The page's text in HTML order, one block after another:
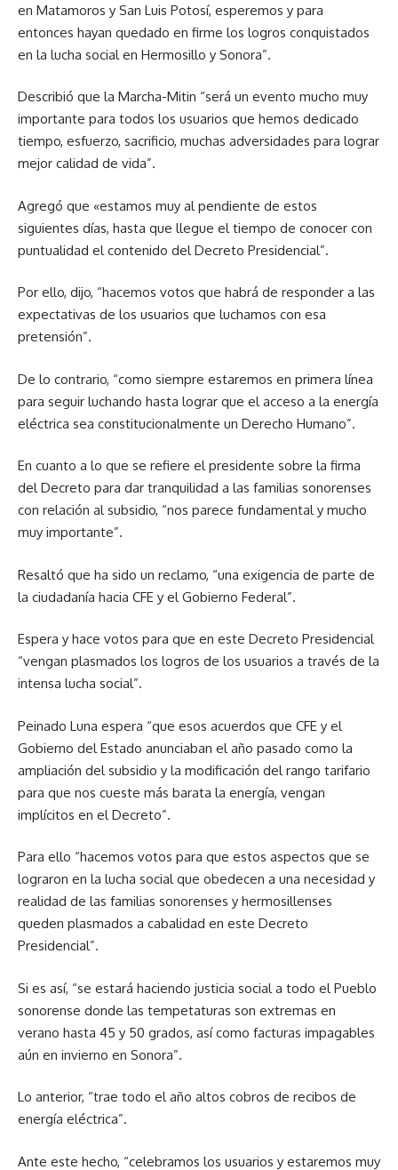
en Matamoros y San Luis Potosí, esperemos y para
entonces hayan quedado en firme los logros conquistados
en la lucha social en Hermosillo y Sonora”.
Describió que la Marcha-Mitin “será un evento mucho muy
importante para todos los usuarios que hemos dedicado
tiempo, esfuerzo, sacrificio, muchas adversidades para lograr
mejor calidad de vida”.
Agregó que «estamos muy al pendiente de estos
siguientes días, hasta que llegue el tiempo de conocer con
puntualidad el contenido del Decreto Presidencial”.
Por ello, dijo, “hacemos votos que habrá de responder a las
expectativas de los usuarios que luchamos con esa
pretensión”.
De lo contrario, “como siempre estaremos en primera línea
para seguir luchando hasta lograr que el acceso a la energía
eléctrica sea constitucionalmente un Derecho Humano”.
En cuanto a lo que se refiere el presidente sobre la firma
del Decreto para dar tranquilidad a las familias sonorenses
con relación al subsidio, “nos parece fundamental y mucho
muy importante”.
Resaltó que ha sido un reclamo, “una exigencia de parte de
la ciudadanía hacia CFE y el Gobierno Federal”.
Espera y hace votos para que en este Decreto Presidencial
“vengan plasmados los logros de los usuarios a través de la
intensa lucha social”.
Peinado Luna espera “que esos acuerdos que CFE y el
Gobierno del Estado anunciaban el año pasado como la
ampliación del subsidio y la modificación del rango tarifario
para que nos cueste más barata la energía, vengan
implícitos en el Decreto”.
Para ello “hacemos votos para que estos aspectos que se
lograron en la lucha social que obedecen a una necesidad y
realidad de las familias sonorenses y hermosillenses
queden plasmados a cabalidad en este Decreto
Presidencial”.
Si es así, “se estará haciendo justicia social a todo el Pueblo
sonorense donde las tempetaturas son extremas en
verano hasta 45 y 50 grados, así como facturas impagables
aún en invierno en Sonora”.
Lo anterior, “trae todo el año altos cobros de recibos de
energía eléctrica”.
Ante este hecho, “celebramos los usuarios y estaremos muy